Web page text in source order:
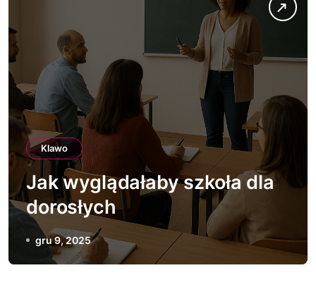
Klawo
Jak wyglądałaby szkoła dla
dorosłych
gru 9, 2025